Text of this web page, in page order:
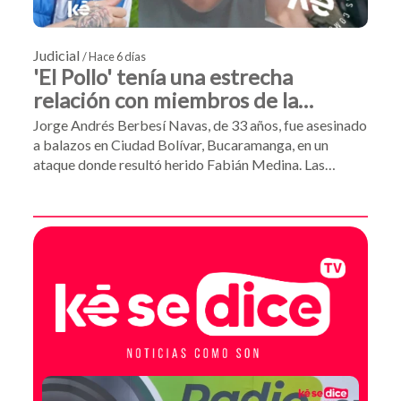
Judicial / Hace 6 días
'El Pollo' tenía una estrecha
relación con miembros de la
familia sentenciada a muerte en
Bucaramanga
Jorge Andrés Berbesí Navas, de 33 años, fue asesinado
a balazos en Ciudad Bolívar, Bucaramanga, en un
ataque donde resultó herido Fabián Medina. Las
víctimas mortales que integraban el círculo familiar de
Cynthia Valeria Espitia Argüello, asesinada en enero